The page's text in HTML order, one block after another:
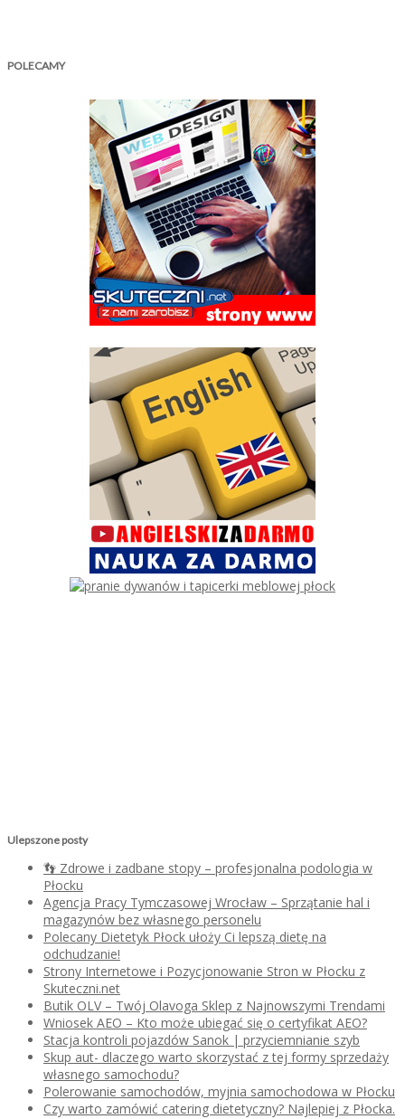
POLECAMY
Ulepszone posty
👣 Zdrowe i zadbane stopy – profesjonalna podologia w
Płocku
Agencja Pracy Tymczasowej Wrocław – Sprzątanie hal i
magazynów bez własnego personelu
Polecany Dietetyk Płock ułoży Ci lepszą dietę na
odchudzanie!
Strony Internetowe i Pozycjonowanie Stron w Płocku z
Skuteczni.net
Butik OLV – Twój Olavoga Sklep z Najnowszymi Trendami
Wniosek AEO – Kto może ubiegać się o certyfikat AEO?
Stacja kontroli pojazdów Sanok | przyciemnianie szyb
Skup aut- dlaczego warto skorzystać z tej formy sprzedaży
własnego samochodu?
Polerowanie samochodów, myjnia samochodowa w Płocku
Czy warto zamówić catering dietetyczny? Najlepiej z Płocka.